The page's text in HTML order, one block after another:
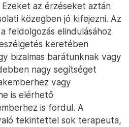
az érzéseket aztán
közegben jó kifejezni. Az
feldolgozás elindulásához
keretében
bizalmas barátunknak vagy
nagy segítséget
vagy
is elérhető
is fordul. A
tekintettel sok terapeuta,